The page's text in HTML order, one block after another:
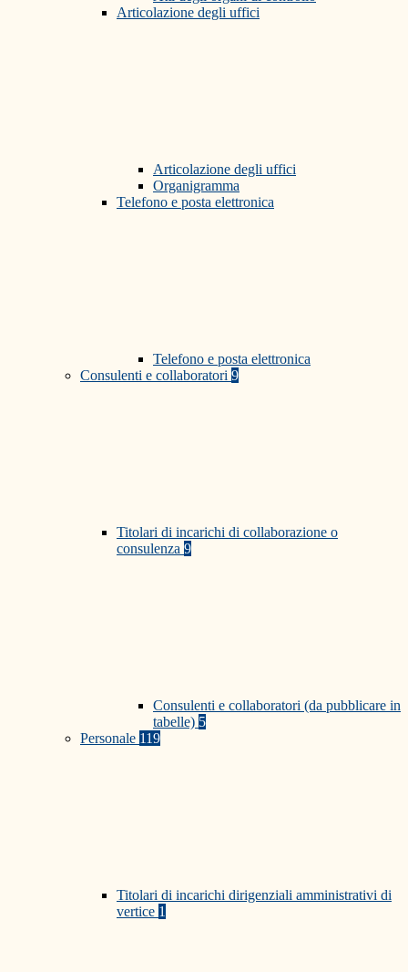
Articolazione degli uffici
Articolazione degli uffici
Organigramma
Telefono e posta elettronica
Telefono e posta elettronica
Consulenti e collaboratori 9
Titolari di incarichi di collaborazione o
consulenza 9
Consulenti e collaboratori (da pubblicare in
tabelle) 5
Personale 119
Titolari di incarichi dirigenziali amministrativi di
vertice 1